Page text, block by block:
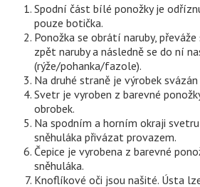
Spodní část bílé ponožky je
pouze botička.
Ponožka se obrátí naruby,
zpět naruby a následně se do ní
(rýže/pohanka/fazole).
Na druhé straně je výrobek
Svetr je vyroben z barevné
obrobek.
Na spodním a horním okraji
sněhuláka přivázat provazem.
Čepice je vyrobena z barevné
sněhuláka.
Knoflíkové oči jsou našité. Ústa